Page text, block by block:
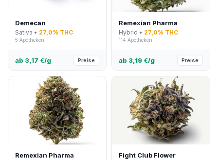
Demecan
Sativa • 27,0% THC
5 Apotheken
ab 3,17 €/g Preise
Remexian Pharma
Hybrid • 27,0% THC
114 Apotheken
ab 3,19 €/g Preise
Remexian Pharma Fight Club Flower